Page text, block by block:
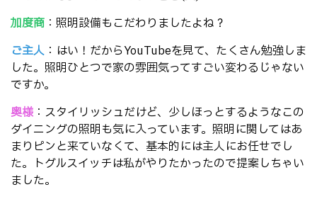
加度商 ：照明設備もこだわりましたよね？
ご主人 ：はい！だからYouTubeを見て、たくさん勉強しま
した。照明ひとつで家の雰囲気ってすごい変わるじゃない
ですか。
奥様 ：スタイリッシュだけど、少しほっとするようなこの
ダイニングの照明も気に入っています。照明に関してはあ
まりピンと来ていなくて、基本的には主人にお任せでし
た。トグルスイッチは私がやりたかったので提案しちゃい
ました。